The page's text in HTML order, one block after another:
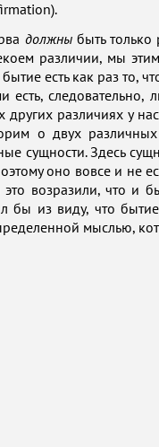
должныбыть только
различии, мы
есть как раз то,
есть,
других различиях у
о двух
сущности. Здесь
оно вовсе и не
возразили, что и
бы из виду, что
мыслью,